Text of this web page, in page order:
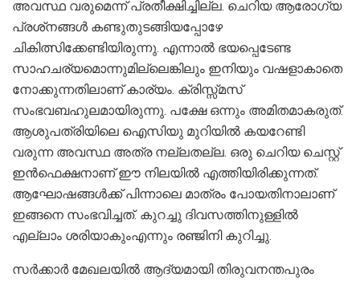
അവസ്ഥ വരുമെന്ന് പ്രതീക്ഷിച്ചില്ല. ചെറിയ ആരോഗ്യ
പ്രശ്‌നങ്ങൾ കണ്ടുതുടങ്ങിയപ്പോഴേ
ചികിത്സിക്കേണ്ടിയിരുന്നു. എന്നാൽ ഭയപ്പെടേണ്ട
സാഹചര്യമൊന്നുമില്ലെങ്കിലും ഇനിയും വഷളാകാതെ
നോക്കുന്നതിലാണ് കാര്യം. ക്രിസ്സ്മസ്
സംഭവബഹുലമായിരുന്നു. പക്ഷേ ഒന്നും അമിതമാകരുത്.
ആശുപത്രിയിലെ ഐസിയു മുറിയിൽ കയറേണ്ടി
വരുന്ന അവസ്ഥ അത്ര നല്ലതല്ല. ഒരു ചെറിയ ചെസ്റ്റ്
ഇൻഫെക്ഷനാണ് ഈ നിലയിൽ എത്തിയിരിക്കുന്നത്.
ആഘോഷങ്ങൾക്ക് പിന്നാലെ മാത്രം പോയതിനാലാണ്
ഇങ്ങനെ സംഭവിച്ചത്. കുറച്ചു ദിവസത്തിനുള്ളിൽ
എല്ലാം ശരിയാകുംഎന്നും രഞ്ജിനി കുറിച്ചു.
സർക്കാർ മേഖലയിൽ ആദ്യമായി തിരുവനന്തപുരം